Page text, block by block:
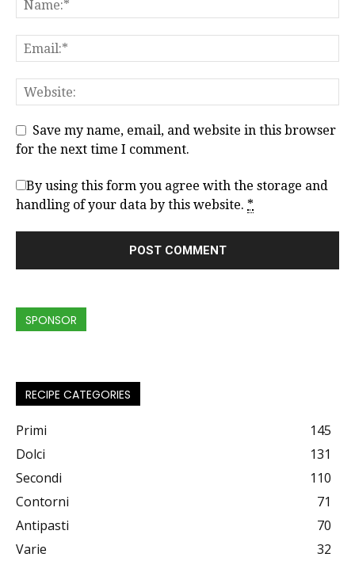
Save my name, email, and website in this browser
for the next time I comment.
By using this form you agree with the storage and
handling of your data by this website. *
SPONSOR
RECIPE CATEGORIES
Primi
145
Dolci
131
Secondi
110
Contorni
71
Antipasti
70
Varie
32